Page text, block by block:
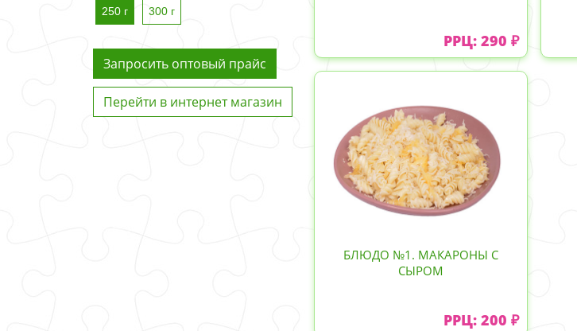
РРЦ: 290 ₽
БЛЮДО №1. МАКАРОНЫ С
СЫРОМ
РРЦ: 200 ₽
250 г 300 г
Запросить оптовый прайс
Перейти в интернет магазин